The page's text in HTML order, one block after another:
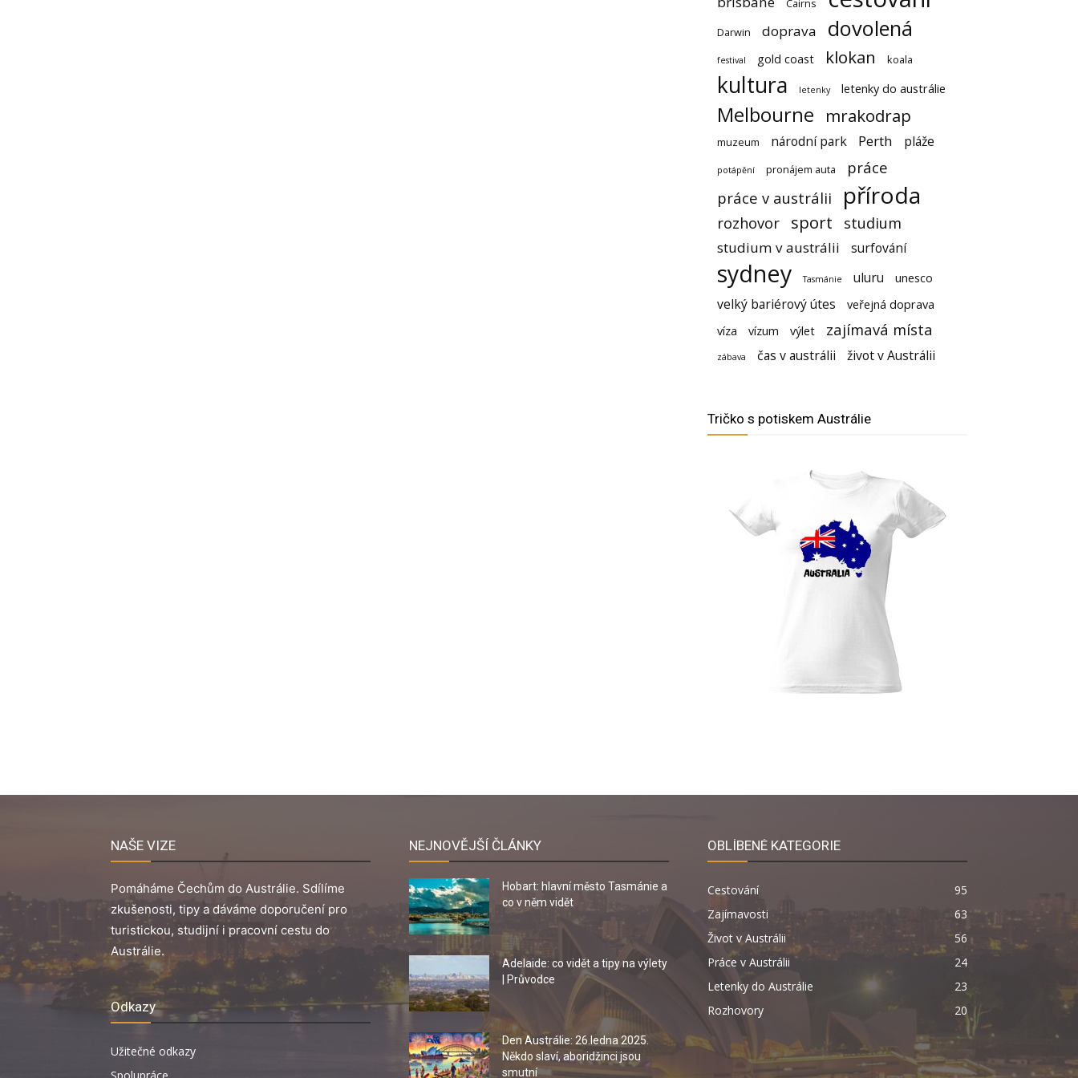
Cairns
Darwin doprava dovolená
festival gold coast klokan koala
kultura letenky letenky do austrálie
Melbourne mrakodrap
muzeum národní park Perth pláže
potápění pronájem auta
práce
práce v austrálii
příroda
rozhovor sport studium
studium v austrálii surfování
sydney Tasmánie uluru unesco
velký bariérový útes
veřejná doprava
víza
vízum výlet zajímavá místa
zábava čas v austrálii život v Austrálii
Tričko s potiskem Austrálie
NAŠE VIZE
Pomáháme Čechům do Austrálie. Sdílíme
zkušenosti, tipy a dáváme doporučení pro
turistickou, studijní i pracovní cestu do
Austrálie.
Odkazy
Užitečné odkazy
NEJNOVĚJŠÍ ČLÁNKY
Hobart: hlavní město Tasmánie a
co v něm vidět
Adelaide: co vidět a tipy na výlety
| Průvodce
Den Austrálie: 26.ledna 2025.
Někdo slaví, aboridžinci jsou
smutní
OBLÍBENÉ KATEGORIE
Cestování
95
Zajímavosti
63
Život v Austrálii
56
Práce v Austrálii
24
Letenky do Austrálie
23
Rozhovory
20